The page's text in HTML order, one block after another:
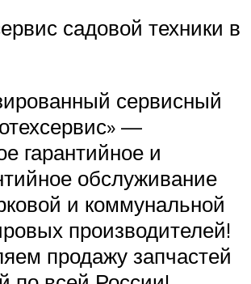
садовой техники в
сервисный
—
гарантийное и
обслуживание
и коммунальной
производителей!
продажу запчастей